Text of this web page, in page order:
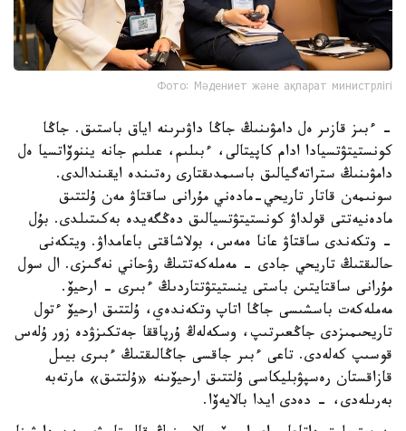
Фото: Мәдениет және ақпарат министрлігі
- ءبىز قازىر ەل دامۋىنىڭ جاڭا داۋىرىنە اياق باستىق. جاڭا
كونستيتۋتسيادا ادام كاپيتالى، ءبىلىم، عىلىم جانە يننوۆاتسيا ەل
دامۋىنىڭ ستراتەگيالىق باسىمدىقتارى رەتىندە ايقىندالدى.
سونىمەن قاتار تاريحي-مادەني مۇرانى ساقتاۋ مەن ۇلتتىق
مادەنيەتتى قولداۋ كونستيتۋتسيالىق دەڭگەيدە بەكىتىلدى. بۇل
- وتكەندى ساقتاۋ عانا ەمەس، بولاشاقتى باعامداۋ. ويتكەنى
حالىقتىڭ تاريحي جادى - مەملەكەتتىڭ رۋحاني نەگىزى. ال سول
مۇرانى ساقتايتىن باستى ينستيتۋتتاردىڭ ءبىرى - ارحيۆ.
مەملەكەت باسشىسى جاڭا اتاپ وتكەندەي، ۇلتتىق ارحيۆ ءتول
تاريحىمىزدى جاڭعىرتىپ، وسكەلەڭ ۇرپاققا جەتكىزۋدە زور ۇلەس
قوسىپ كەلەدى. تاعى ءبىر جاقسى جاڭالىقتىڭ ءبىرى بيىل
قازاقستان رەسپۋبليكاسى ۇلتتىق ارحيۆىنە «ۇلتتىق» مارتەبە
بەرىلەدى، - دەدى ايدا بالايەۆا.